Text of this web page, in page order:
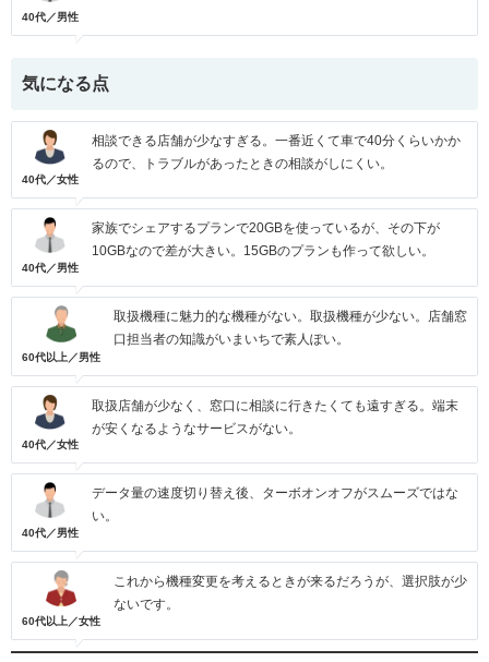
40代／男性
気になる点
40代／女性
相談できる店舗が少なすぎる。一番近くて車で40分くらいかか
るので、トラブルがあったときの相談がしにくい。
40代／男性
家族でシェアするプランで20GBを使っているが、その下が
10GBなので差が大きい。15GBのプランも作って欲しい。
60代以上／男性
取扱機種に魅力的な機種がない。取扱機種が少ない。店舗窓
口担当者の知識がいまいちで素人ぽい。
40代／女性
取扱店舗が少なく、窓口に相談に行きたくても遠すぎる。端末
が安くなるようなサービスがない。
40代／男性
データ量の速度切り替え後、ターボオンオフがスムーズではな
い。
60代以上／女性
これから機種変更を考えるときが来るだろうが、選択肢が少
ないです。